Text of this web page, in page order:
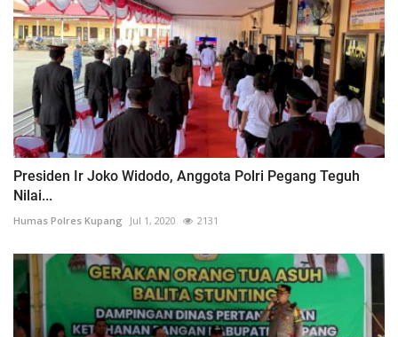
Presiden Ir Joko Widodo, Anggota Polri Pegang Teguh
Nilai...
Humas Polres Kupang Jul 1, 2020 2131